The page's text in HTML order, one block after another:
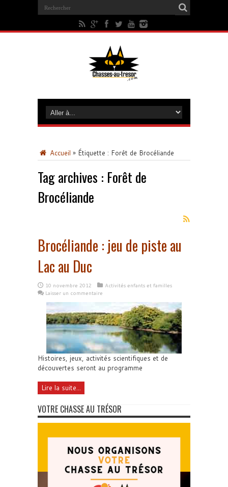
Accueil » Étiquette : Forêt de Brocéliande
Tag archives : Forêt de
Brocéliande
Brocéliande : jeu de piste au
Lac au Duc
10 novembre 2012
Activités enfants et familles
Laisser un commentaire
Histoires, jeux, activités scientifiques et de
découvertes seront au programme
Lire la suite...
VOTRE CHASSE AU TRÉSOR